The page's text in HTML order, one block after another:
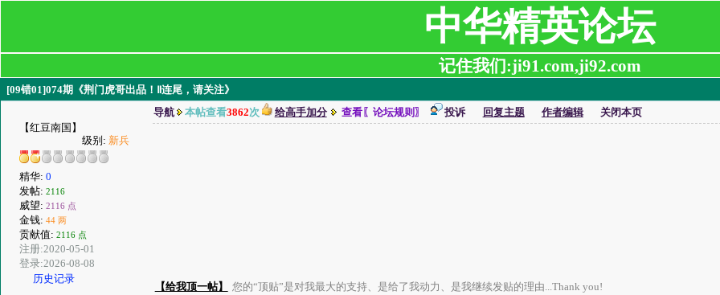
中华精英论坛
记住我们:ji91.com,ji92.com
[09错01]074期《荆门虎哥出品！Ⅱ连尾，请关注》
【红豆南国】
级别: 新兵
精华: 0
发帖: 2116
威望: 2116 点
金钱: 44 两
贡献值: 2116 点
注册:2020-05-01
登录:2026-08-08
历史记录
导航 本帖查看3862次 给高手加分 查看〖论坛规则〗 投诉 回复主题 作者编辑 关闭本页
【给我顶一帖】 您的“顶贴”是对我最大的支持、是给了我动力、是我继续发贴的理由...Thank you!